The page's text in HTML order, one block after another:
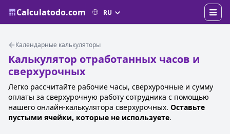
Calculatodo.com
Календарные калькуляторы
Калькулятор отработанных часов и
сверхурочных
Легко рассчитайте рабочие часы, сверхурочные и сумму
оплаты за сверхурочную работу сотрудника с помощью
нашего онлайн-калькулятора сверхурочных. Оставьте
пустыми ячейки, которые не используете.